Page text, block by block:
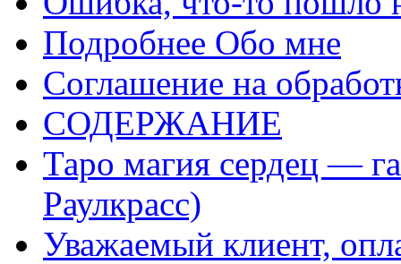
Подробнее Обо мне
Соглашение на
СОДЕРЖАНИЕ
Таро магия сердец —
Раулкрасс)
Уважаемый клиент,